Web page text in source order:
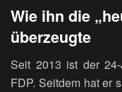
Wie ihn die
überzeugte
Seit 2013 ist der
FDP. Seitdem hat er